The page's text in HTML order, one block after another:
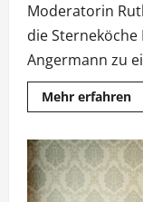
Moderatorin
die Sterneköche
Angermann zu
Mehr erfahren